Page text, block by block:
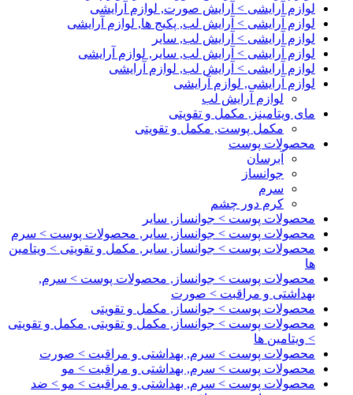
لوازم آرایشی > آرایش صورت, لوازم آرایشی
لوازم آرایشی > آرایش لب, پکیج ها, لوازم آرایشی
لوازم آرایشی > آرایش لب, سایر
لوازم آرایشی > آرایش لب, سایر, لوازم آرایشی
لوازم آرایشی > آرایش لب, لوازم آرایشی
لوازم آرایشی, لوازم آرایشی
لوازم آرایش لب
مای ویتامینز, مکمل و تقویتی
مکمل پوست, مکمل و تقویتی
محصولات پوست
آبرسان
جوانساز
سرم
کرم دور چشم
محصولات پوست > جوانساز, سایر
محصولات پوست > جوانساز, سایر, محصولات پوست > سرم
محصولات پوست > جوانساز, سایر, مکمل و تقویتی > ویتامین
ها
محصولات پوست > جوانساز, محصولات پوست > سرم,
بهداشتی و مراقبت > صورت
محصولات پوست > جوانساز, مکمل و تقویتی
محصولات پوست > جوانساز, مکمل و تقویتی, مکمل و تقویتی
> ویتامین ها
محصولات پوست > سرم, بهداشتی و مراقبت > صورت
محصولات پوست > سرم, بهداشتی و مراقبت > مو
محصولات پوست > سرم, بهداشتی و مراقبت > مو > ضد